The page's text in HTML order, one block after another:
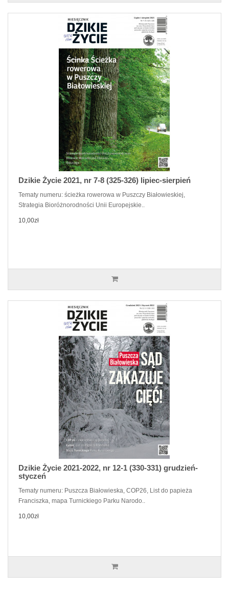
Dzikie Życie 2021, nr 7-8 (325-326) lipiec-sierpień
Tematy numeru: ścieżka rowerowa w Puszczy Białowieskiej,
Strategia Bioróżnorodności Unii Europejskie..
10,00zł
Dzikie Życie 2021-2022, nr 12-1 (330-331) grudzień-
styczeń
Tematy numeru: Puszcza Białowieska, COP26, List do papieża
Franciszka, mapa Turnickiego Parku Narodo..
10,00zł